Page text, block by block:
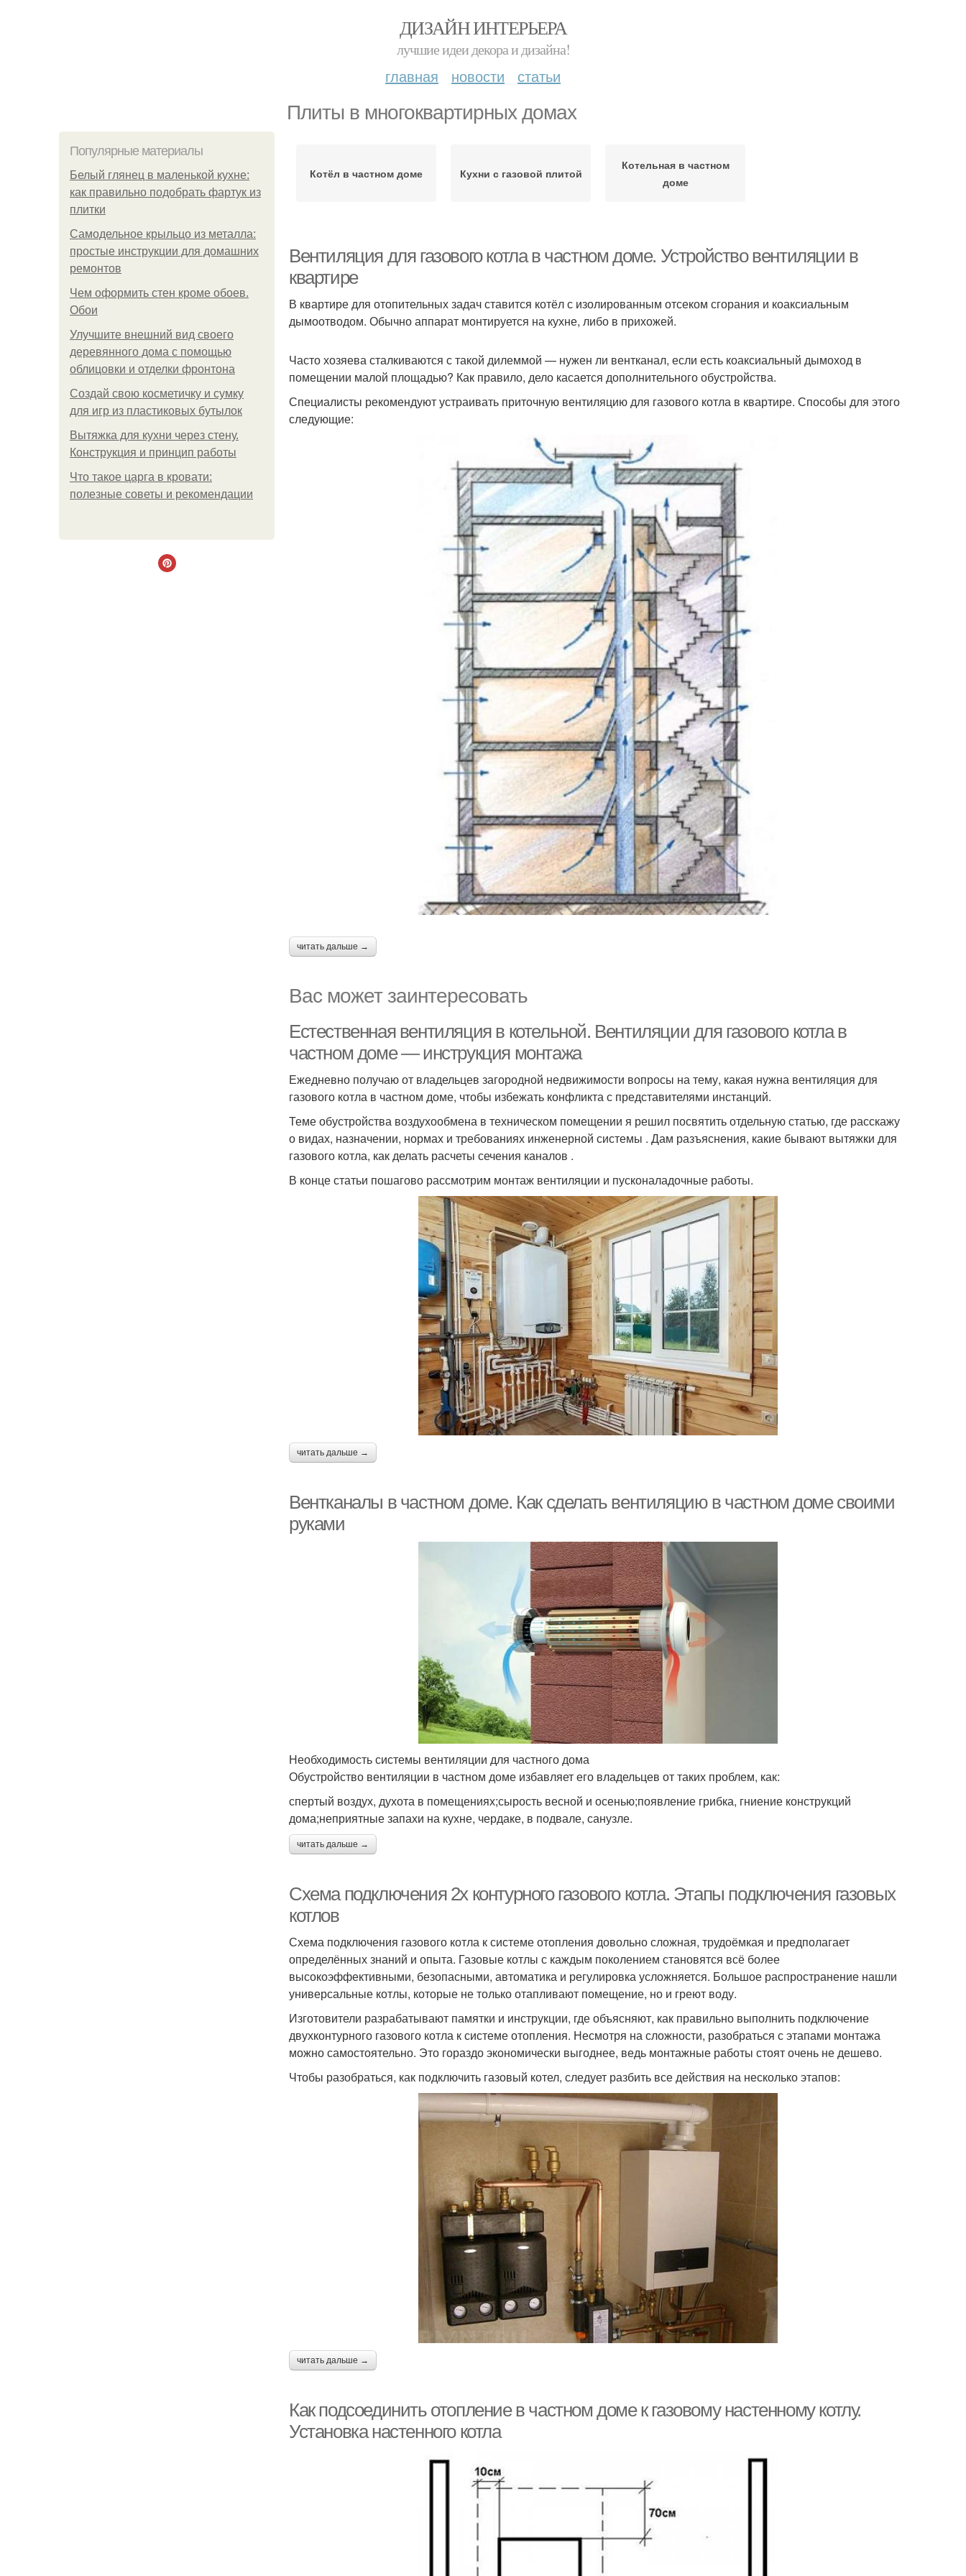
ДИЗАЙН ИНТЕРЬЕРА
лучшие идеи декора и дизайна!
главная новости статьи
Плиты в многоквартирных домах
Популярные материалы
Белый глянец в маленькой кухне:
как правильно подобрать фартук из
плитки
Самодельное крыльцо из металла:
простые инструкции для домашних
ремонтов
Чем оформить стен кроме обоев.
Обои
Улучшите внешний вид своего
деревянного дома с помощью
облицовки и отделки фронтона
Создай свою косметичку и сумку
для игр из пластиковых бутылок
Вытяжка для кухни через стену.
Конструкция и принцип работы
Что такое царга в кровати:
полезные советы и рекомендации
Котёл в частном доме Кухни с газовой плитой
Котельная в частном
доме
Вентиляция для газового котла в частном доме. Устройство вентиляции в
квартире
В квартире для отопительных задач ставится котёл с изолированным отсеком сгорания и коаксиальным
дымоотводом. Обычно аппарат монтируется на кухне, либо в прихожей.
Часто хозяева сталкиваются с такой дилеммой — нужен ли вентканал, если есть коаксиальный дымоход в
помещении малой площадью? Как правило, дело касается дополнительного обустройства.
Специалисты рекомендуют устраивать приточную вентиляцию для газового котла в квартире. Способы для этого
следующие:
читать дальше →
Вас может заинтересовать
Естественная вентиляция в котельной. Вентиляции для газового котла в
частном доме — инструкция монтажа
Ежедневно получаю от владельцев загородной недвижимости вопросы на тему, какая нужна вентиляция для
газового котла в частном доме, чтобы избежать конфликта с представителями инстанций.
Теме обустройства воздухообмена в техническом помещении я решил посвятить отдельную статью, где расскажу
о видах, назначении, нормах и требованиях инженерной системы . Дам разъяснения, какие бывают вытяжки для
газового котла, как делать расчеты сечения каналов .
В конце статьи пошагово рассмотрим монтаж вентиляции и пусконаладочные работы.
читать дальше →
Вентканалы в частном доме. Как сделать вентиляцию в частном доме своими
руками
Необходимость системы вентиляции для частного дома
Обустройство вентиляции в частном доме избавляет его владельцев от таких проблем, как:
спертый воздух, духота в помещениях;сырость весной и осенью;появление грибка, гниение конструкций
дома;неприятные запахи на кухне, чердаке, в подвале, санузле.
читать дальше →
Схема подключения 2х контурного газового котла. Этапы подключения газовых
котлов
Схема подключения газового котла к системе отопления довольно сложная, трудоёмкая и предполагает
определённых знаний и опыта. Газовые котлы с каждым поколением становятся всё более
высокоэффективными, безопасными, автоматика и регулировка усложняется. Большое распространение нашли
универсальные котлы, которые не только отапливают помещение, но и греют воду.
Изготовители разрабатывают памятки и инструкции, где объясняют, как правильно выполнить подключение
двухконтурного газового котла к системе отопления. Несмотря на сложности, разобраться с этапами монтажа
можно самостоятельно. Это гораздо экономически выгоднее, ведь монтажные работы стоят очень не дешево.
Чтобы разобраться, как подключить газовый котел, следует разбить все действия на несколько этапов:
читать дальше →
Как подсоединить отопление в частном доме к газовому настенному котлу.
Установка настенного котла